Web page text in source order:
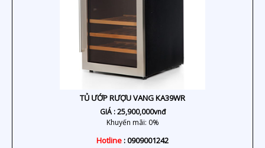
TỦ ƯỚP RƯỢU VANG KA39WR
GIÁ :25,900,000vnđ
Khuyến mãi: 0%
Hotline: 0909001242